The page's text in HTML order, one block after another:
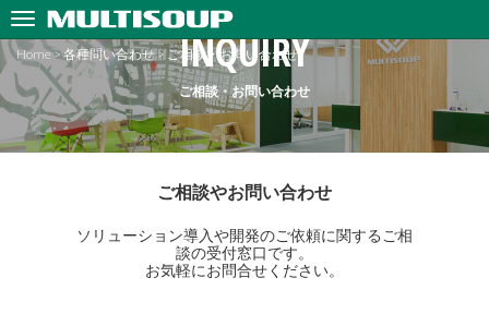
INQUIRY
ご相談・お問い合わせ
Home>各種問い合わせ>ご相談・お問い合わせ
ご相談やお問い合わせ
ソリューション導入や開発のご依頼に関するご相
談の受付窓口です。
お気軽にお問合せください。